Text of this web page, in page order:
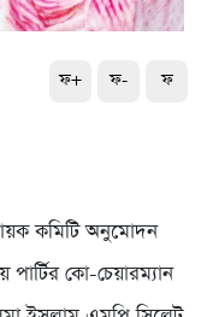
ফ+ ফ- ফ
কমিটি অনুমোদন
কো-চেয়ারম্যান